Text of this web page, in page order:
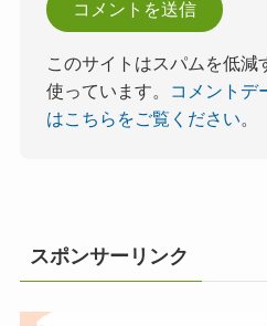
このサイトはスパムを低減
使っています。
コメントデ
はこちらをご覧ください。
スポンサーリンク